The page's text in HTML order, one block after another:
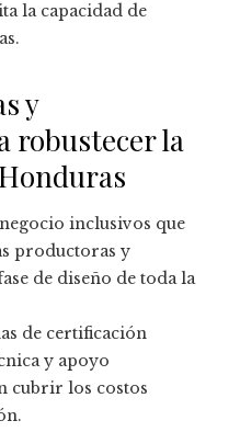
la capacidad de
y
robustecer la
inclusivos que
productoras y
de diseño de toda la
de certificación
y apoyo
cubrir los costos